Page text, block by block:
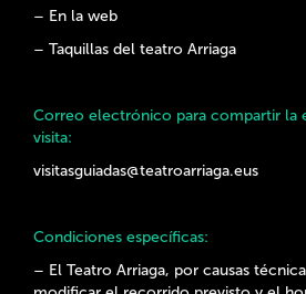
– En la web
– Taquillas del teatro Arriaga
Correo electrónico para compartir la
visita:
visitasguiadas@teatroarriaga.eus
Condiciones específicas:
– El Teatro Arriaga, por causas